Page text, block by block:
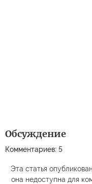
Обсуждение
Комментариев: 5
Эта статья
она недоступна для